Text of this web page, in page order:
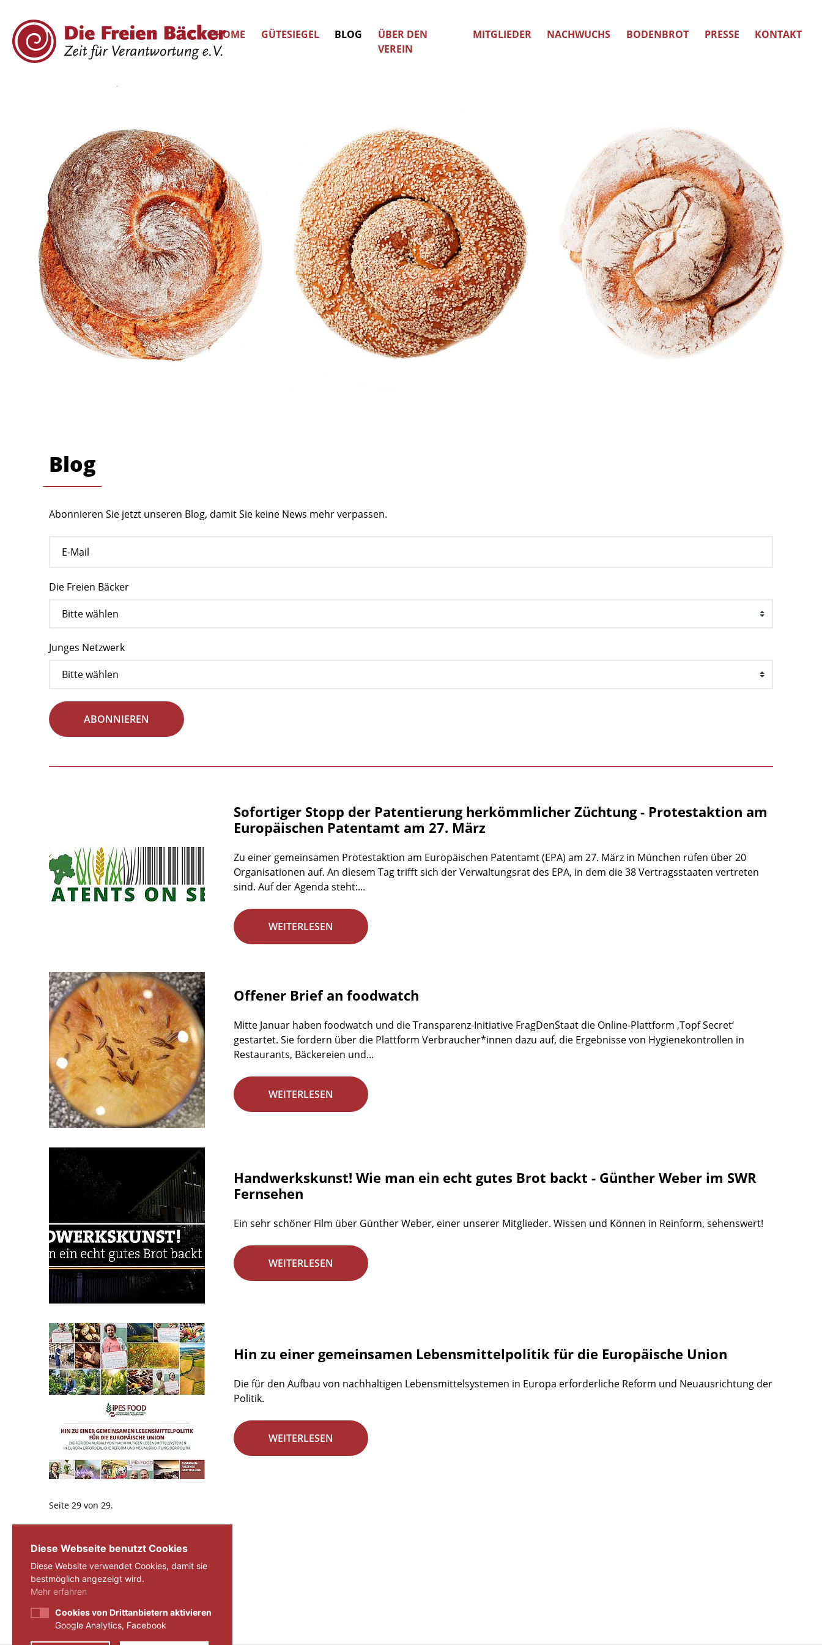
HOME GÜTESIEGEL BLOG
ÜBER DEN
VEREIN
MITGLIEDER NACHWUCHS BODENBROT PRESSE KONTAKT
Blog
Abonnieren Sie jetzt unseren Blog, damit Sie keine News mehr verpassen.
Die Freien Bäcker
Junges Netzwerk
ABONNIEREN
Sofortiger Stopp der Patentierung herkömmlicher Züchtung - Protestaktion am
Europäischen Patentamt am 27. März
Zu einer gemeinsamen Protestaktion am Europäischen Patentamt (EPA) am 27. März in München rufen über 20
Organisationen auf. An diesem Tag trifft sich der Verwaltungsrat des EPA, in dem die 38 Vertragsstaaten vertreten
sind. Auf der Agenda steht:...
WEITERLESEN
Offener Brief an foodwatch
Mitte Januar haben foodwatch und die Transparenz-Initiative FragDenStaat die Online-Plattform ‚Topf Secret‘
gestartet. Sie fordern über die Plattform Verbraucher*innen dazu auf, die Ergebnisse von Hygienekontrollen in
Restaurants, Bäckereien und...
WEITERLESEN
Handwerkskunst! Wie man ein echt gutes Brot backt - Günther Weber im SWR
Fernsehen
Ein sehr schöner Film über Günther Weber, einer unserer Mitglieder. Wissen und Können in Reinform, sehenswert!
WEITERLESEN
Hin zu einer gemeinsamen Lebensmittelpolitik für die Europäische Union
Die für den Aufbau von nachhaltigen Lebensmittelsystemen in Europa erforderliche Reform und Neuausrichtung der
Politik.
WEITERLESEN
Seite 29 von 29.
Diese Webseite benutzt Cookies
Diese Website verwendet Cookies, damit sie
bestmöglich angezeigt wird.
Mehr erfahren
Cookies von Drittanbietern aktivieren
Google Analytics, Facebook